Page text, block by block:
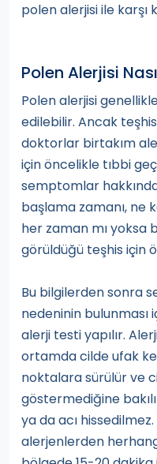
polen alerjisi ile karşı
Polen Alerjisi
Polen alerjisi
edilebilir. Ancak
doktorlar birtakım
için öncelikle tıbbi
semptomlar
başlama zamanı, ne
her zaman mı yoksa
görüldüğü teşhis için
Bu bilgilerden sonra
nedeninin bulunması
alerji testi yapılır.
ortamda cilde ufak
noktalara sürülür ve
göstermediğine
ya da acı
alerjenlerden